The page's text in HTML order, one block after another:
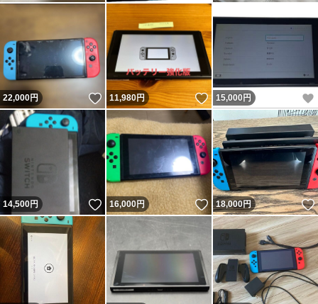
22,000円 いいね！
11,980円 いいね！
15,000 円
14,500円 いいね！
16,000円 いいね！
18,000円